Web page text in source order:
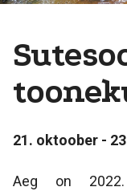
21. oktoober -
Aeg on 2022.